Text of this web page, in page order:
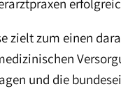
zielt zum einen
und die